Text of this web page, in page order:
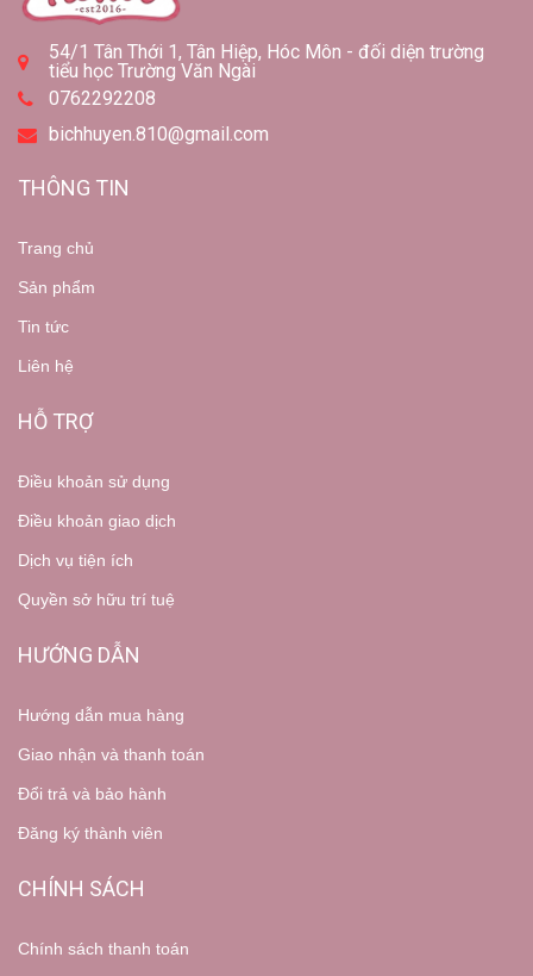
54/1 Tân Thới 1, Tân Hiệp, Hóc Môn - đối diện trường
tiểu học Trường Văn Ngài
0762292208
bichhuyen.810@gmail.com
THÔNG TIN
Trang chủ
Sản phẩm
Tin tức
Liên hệ
HỖ TRỢ
Điều khoản sử dụng
Điều khoản giao dịch
Dịch vụ tiện ích
Quyền sở hữu trí tuệ
HƯỚNG DẪN
Hướng dẫn mua hàng
Giao nhận và thanh toán
Đổi trả và bảo hành
Đăng ký thành viên
CHÍNH SÁCH
Chính sách thanh toán